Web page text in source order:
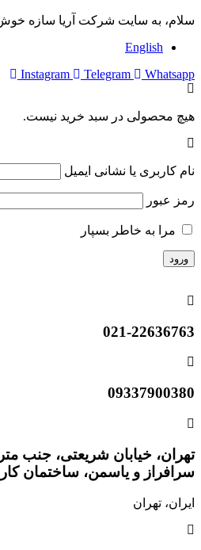
سلام، به سایت شرکت آریا سازه خوش
English
Instagram
Telegram Whatsapp
هیچ محصولی در سبد خرید نیست.
نام کاربری یا نشانی ایمیل
رمز عبور
مرا به خاطر بسپار
021-22636763
09337900380
تهران، خیابان شریعتی، جنب
سرافراز و یاسمن، ساختمان
ایران، تهران